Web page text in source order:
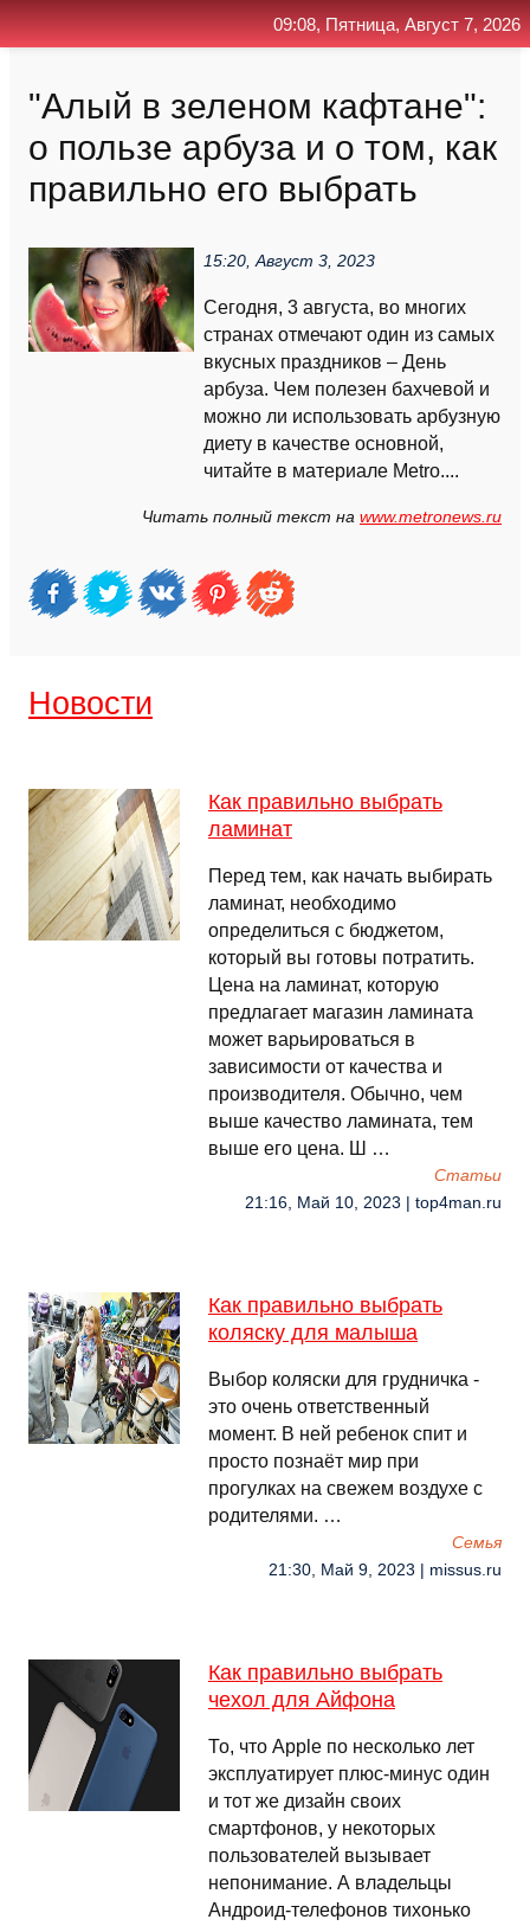
"Алый в зеленом кафтане":
о пользе арбуза и о том, как
правильно его выбрать
15:20, Август 3, 2023
Сегодня, 3 августа, во многих
странах отмечают один из самых
вкусных праздников – День
арбуза. Чем полезен бахчевой и
можно ли использовать арбузную
диету в качестве основной,
читайте в материале Metro....
Читать полный текст на www.metronews.ru
Новости
Как правильно выбрать
ламинат
Перед тем, как начать выбирать
ламинат, необходимо
определиться с бюджетом,
который вы готовы потратить.
Цена на ламинат, которую
предлагает магазин ламината
может варьироваться в
зависимости от качества и
производителя. Обычно, чем
выше качество ламината, тем
выше его цена. Ш …
Cтатьи
21:16, Май 10, 2023 | top4man.ru
Как правильно выбрать
коляску для малыша
Выбор коляски для грудничка -
это очень ответственный
момент. В ней ребенок спит и
просто познаёт мир при
прогулках на свежем воздухе с
родителями. …
Семья
21:30, Май 9, 2023 | missus.ru
Как правильно выбрать
чехол для Айфона
То, что Apple по несколько лет
эксплуатирует плюс-минус один
и тот же дизайн своих
смартфонов, у некоторых
пользователей вызывает
непонимание. А владельцы
Андроид-телефонов тихонько
09:08, Пятница, Август 7, 2026